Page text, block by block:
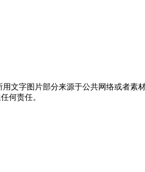
文字图片部分来源于公共网络或者素
何责任。